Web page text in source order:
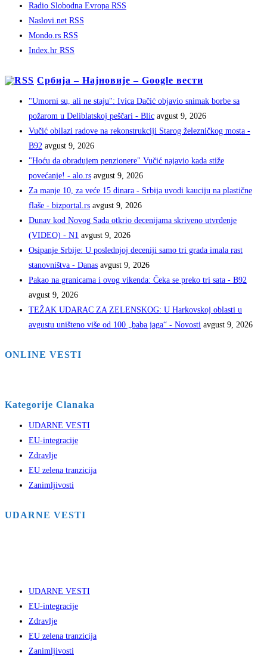
Radio Slobodna Evropa RSS
Naslovi.net RSS
Mondo.rs RSS
Index.hr RSS
Србија – Најновије – Google вести
"Umorni su, ali ne staju": Ivica Dačić objavio snimak borbe sa
požarom u Deliblatskoj peščari - Blic avgust 9, 2026
Vučić obilazi radove na rekonstrukciji Starog železničkog mosta -
B92 avgust 9, 2026
"Hoću da obradujem penzionere" Vučić najavio kada stiže
povećanje! - alo.rs avgust 9, 2026
Za manje 10, za veće 15 dinara - Srbija uvodi kauciju na plastične
flaše - bizportal.rs avgust 9, 2026
Dunav kod Novog Sada otkrio decenijama skriveno utvrđenje
(VIDEO) - N1 avgust 9, 2026
Osipanje Srbije: U poslednjoj deceniji samo tri grada imala rast
stanovništva - Danas avgust 9, 2026
Pakao na granicama i ovog vikenda: Čeka se preko tri sata - B92
avgust 9, 2026
TEŽAK UDARAC ZA ZELENSKOG: U Harkovskoj oblasti u
avgustu uništeno više od 100 „baba jaga“ - Novosti avgust 9, 2026
ONLINE VESTI
Kategorije Clanaka
UDARNE VESTI
EU-integracije
Zdravlje
EU zelena tranzicija
Zanimljivosti
UDARNE VESTI
UDARNE VESTI
EU-integracije
Zdravlje
EU zelena tranzicija
Zanimljivosti